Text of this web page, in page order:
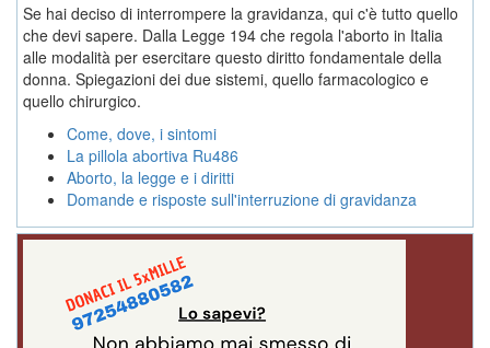
Se hai deciso di interrompere la gravidanza, qui c'è tutto quello
che devi sapere. Dalla Legge 194 che regola l'aborto in Italia
alle modalità per esercitare questo diritto fondamentale della
donna. Spiegazioni dei due sistemi, quello farmacologico e
quello chirurgico.
Come, dove, i sintomi
La pillola abortiva Ru486
Aborto, la legge e i diritti
Domande e risposte sull'interruzione di gravidanza